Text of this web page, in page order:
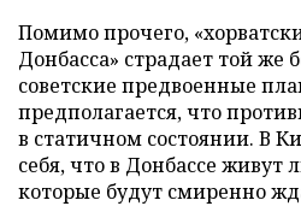
Помимо прочего,
Донбасса» страдает той же
советские предвоенные
предполагается, что
в статичном состоянии. В
себя, что в Донбассе
которые будут смиренно